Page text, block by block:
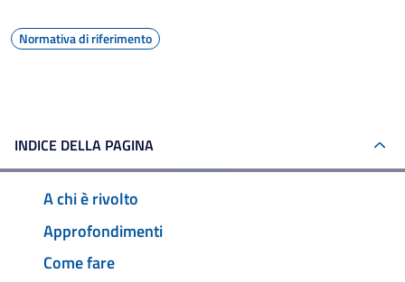
Normativa di riferimento
INDICE DELLA PAGINA
A chi è rivolto
Approfondimenti
Come fare